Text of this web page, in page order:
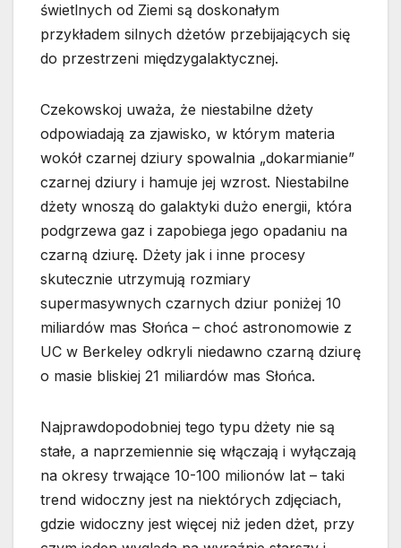
świetlnych od Ziemi są doskonałym
przykładem silnych dżetów przebijających się
do przestrzeni międzygalaktycznej.
Czekowskoj uważa, że niestabilne dżety
odpowiadają za zjawisko, w którym materia
wokół czarnej dziury spowalnia „dokarmianie”
czarnej dziury i hamuje jej wzrost. Niestabilne
dżety wnoszą do galaktyki dużo energii, która
podgrzewa gaz i zapobiega jego opadaniu na
czarną dziurę. Dżety jak i inne procesy
skutecznie utrzymują rozmiary
supermasywnych czarnych dziur poniżej 10
miliardów mas Słońca – choć astronomowie z
UC w Berkeley odkryli niedawno czarną dziurę
o masie bliskiej 21 miliardów mas Słońca.
Najprawdopodobniej tego typu dżety nie są
stałe, a naprzemiennie się włączają i wyłączają
na okresy trwające 10-100 milionów lat – taki
trend widoczny jest na niektórych zdjęciach,
gdzie widoczny jest więcej niż jeden dżet, przy